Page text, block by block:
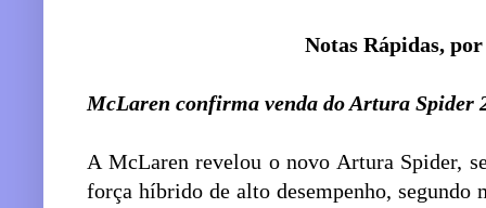
Notas Rápidas,
McLaren confirma venda do Artura Spider
A McLaren revelou o novo Artura Spider,
força híbrido de alto desempenho, segundo